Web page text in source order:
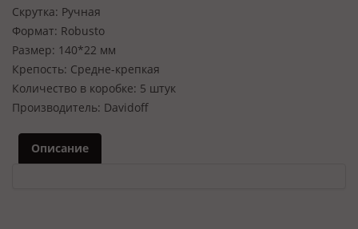
Скрутка: Ручная
Формат: Robusto
Размер: 140*22 мм
Крепость: Средне-крепкая
Количество в коробке: 5 штук
Производитель: Davidoff
Описание